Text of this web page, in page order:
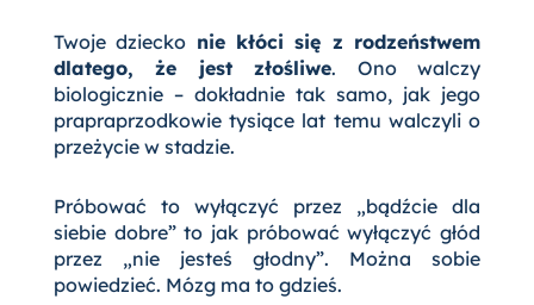
Twoje dziecko nie kłóci się z rodzeństwem
dlatego, że jest złośliwe. Ono walczy
biologicznie – dokładnie tak samo, jak jego
prapraprzodkowie tysiące lat temu walczyli o
przeżycie w stadzie.
Próbować to wyłączyć przez „bądźcie dla
siebie dobre” to jak próbować wyłączyć głód
przez „nie jesteś głodny”. Można sobie
powiedzieć. Mózg ma to gdzieś.